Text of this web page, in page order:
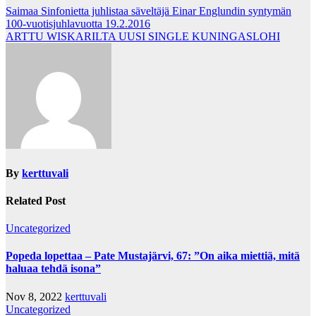
Post
navigation
Saimaa Sinfonietta juhlistaa säveltäjä Einar Englundin syntymän
100-vuotisjuhlavuotta 19.2.2016
ARTTU WISKARILTA UUSI SINGLE KUNINGASLOHI
By kerttuvali
Related Post
Uncategorized
Popeda lopettaa – Pate Mustajärvi, 67: ”On aika miettiä, mitä
haluaa tehdä isona”
Nov 8, 2022 kerttuvali
Uncategorized